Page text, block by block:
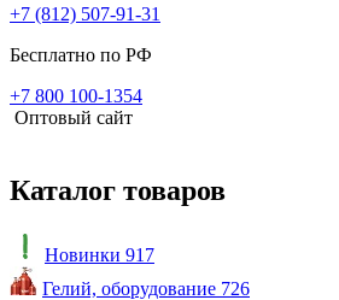
+7 (812) 507-91-31
Бесплатно по РФ
+7 800 100-1354
Оптовый сайт
Каталог товаров
Новинки 917
Гелий, оборудование 726